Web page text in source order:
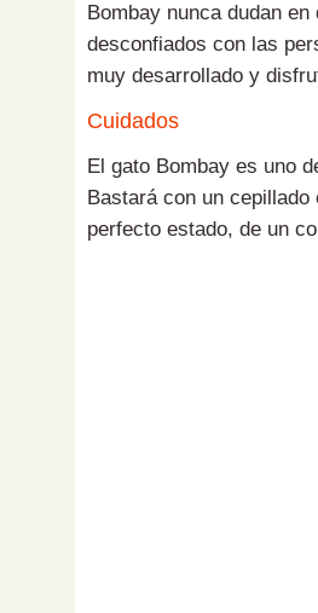
Bombay nunca dudan
desconfiados con las
muy desarrollado y
Cuidados
El gato Bombay es uno
Bastará con un
perfecto estado, de un